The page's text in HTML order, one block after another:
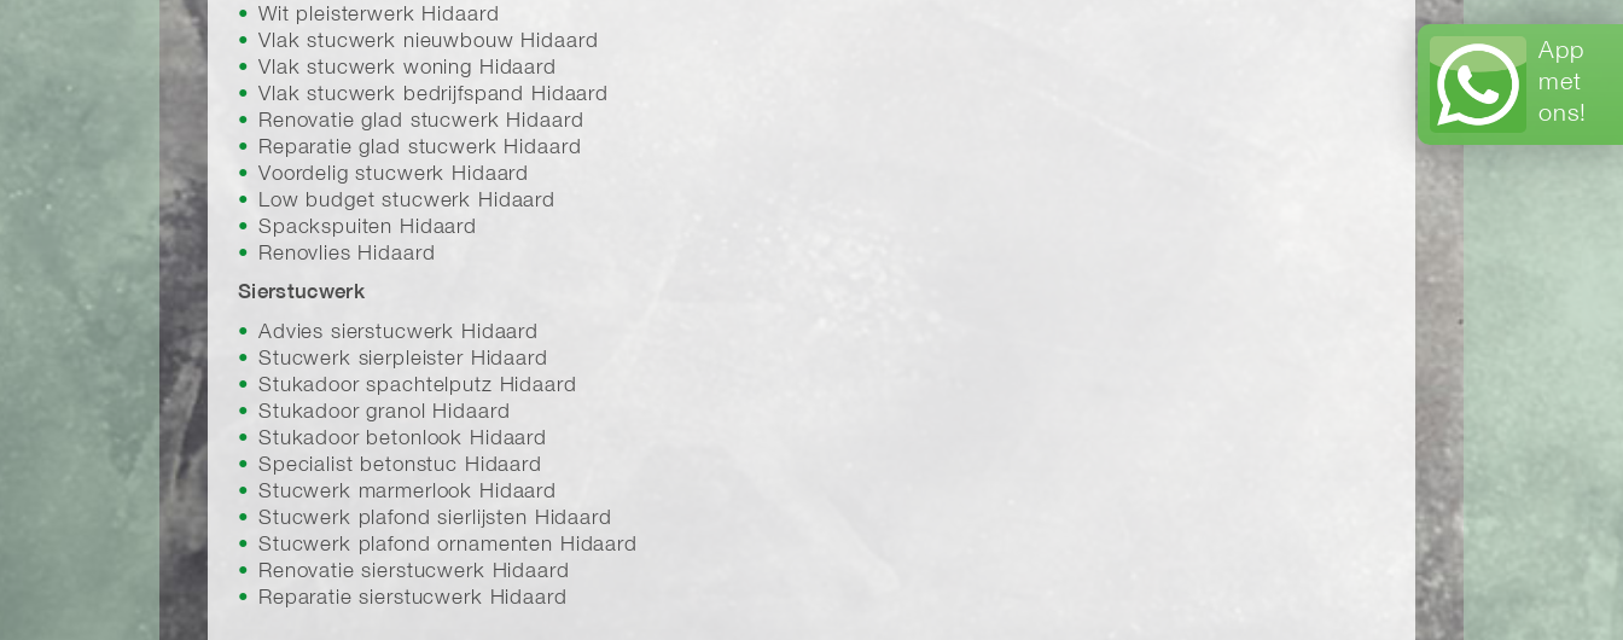
App
met
ons!
Wit pleisterwerk Hidaard
Vlak stucwerk nieuwbouw Hidaard
Vlak stucwerk woning Hidaard
Vlak stucwerk bedrijfspand Hidaard
Renovatie glad stucwerk Hidaard
Reparatie glad stucwerk Hidaard
Voordelig stucwerk Hidaard
Low budget stucwerk Hidaard
Spackspuiten Hidaard
Renovlies Hidaard
Sierstucwerk
Advies sierstucwerk Hidaard
Stucwerk sierpleister Hidaard
Stukadoor spachtelputz Hidaard
Stukadoor granol Hidaard
Stukadoor betonlook Hidaard
Specialist betonstuc Hidaard
Stucwerk marmerlook Hidaard
Stucwerk plafond sierlijsten Hidaard
Stucwerk plafond ornamenten Hidaard
Renovatie sierstucwerk Hidaard
Reparatie sierstucwerk Hidaard